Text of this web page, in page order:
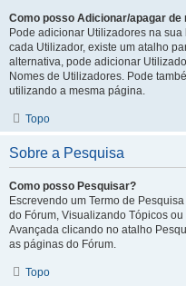
Como posso Adicionar/apagar
Pode adicionar Utilizadores na
cada Utilizador, existe um atalho
alternativa, pode adicionar
Nomes de Utilizadores. Pode
utilizando a mesma página.
Topo
Sobre a Pesquisa
Como posso Pesquisar?
Escrevendo um Termo de
do Fórum, Visualizando Tópicos
Avançada clicando no atalho
as páginas do Fórum.
Topo